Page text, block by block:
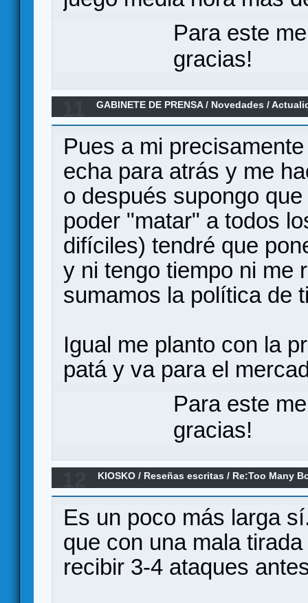
Para este
gracias!
GABINETE DE PRENSA/ Novedades /
Pues a mi
echa para atrás y me
o después supongo
poder "matar" a todos
difíciles) tendré que
y ni tengo tiempo ni me
sumamos la política de
Igual me planto con la
patá y va para el
Para este
gracias!
KIOSKO / Reseñas escritas / Re:Too Many
Es un poco más larga
que con una mala
recibir 3-4 ataques